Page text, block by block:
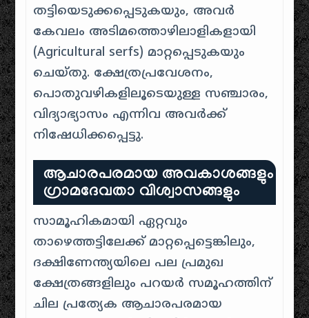
തട്ടിയെടുക്കപ്പെടുകയും, അവർ
കേവലം അടിമത്തൊഴിലാളികളായി
(Agricultural serfs) മാറ്റപ്പെടുകയും
ചെയ്തു. ക്ഷേത്രപ്രവേശനം,
പൊതുവഴികളിലൂടെയുള്ള സഞ്ചാരം,
വിദ്യാഭ്യാസം എന്നിവ അവർക്ക്
നിഷേധിക്കപ്പെട്ടു.
ആചാരപരമായ അവകാശങ്ങളും
ഗ്രാമദേവതാ വിശ്വാസങ്ങളും
സാമൂഹികമായി ഏറ്റവും
താഴെത്തട്ടിലേക്ക് മാറ്റപ്പെട്ടെങ്കിലും,
ദക്ഷിണേന്ത്യയിലെ പല പ്രമുഖ
ക്ഷേത്രങ്ങളിലും പറയർ സമൂഹത്തിന്
ചില പ്രത്യേക ആചാരപരമായ